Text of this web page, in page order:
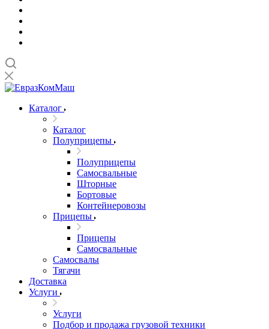
Каталог
Каталог
Полуприцепы
Полуприцепы
Самосвальные
Шторные
Бортовые
Контейнеровозы
Прицепы
Прицепы
Самосвальные
Самосвалы
Тягачи
Доставка
Услуги
Услуги
Подбор и продажа грузовой техники